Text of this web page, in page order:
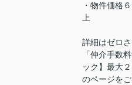
・物件価格
上 お
詳細はゼロ
「仲介手数
ック】最大２
のページをご